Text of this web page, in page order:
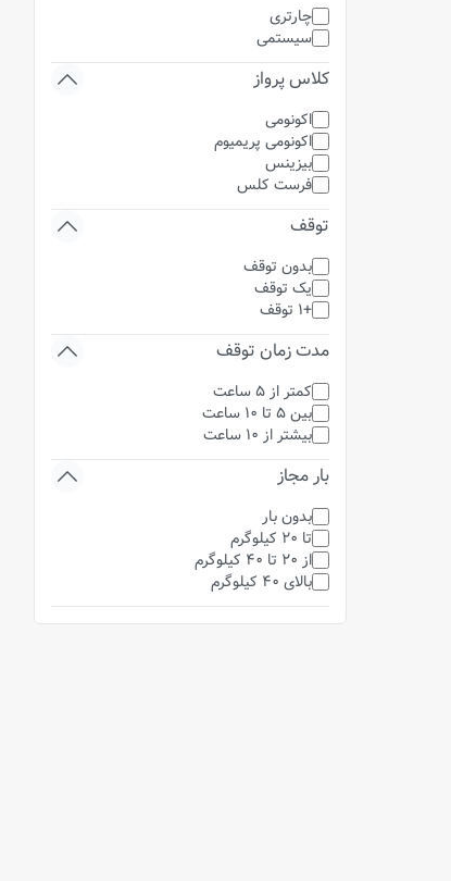
چارتری
سیستمی
کلاس پرواز
اکونومی
اکونومی پریمیوم
بیزینس
فرست کلس
توقف
بدون توقف
یک توقف
+1 توقف
مدت زمان توقف
کمتر از 5 ساعت
بین 5 تا 10 ساعت
بیشتر از 10 ساعت
بار مجاز
بدون بار
تا 20 کیلوگرم
از 20 تا 40 کیلوگرم
بالای 40 کیلوگرم